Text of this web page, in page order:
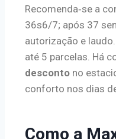
Recomenda‑se a
36s6/7; após 37
autorização e
até 5 parcelas. Há
desconto no
conforto nos dias
Como a